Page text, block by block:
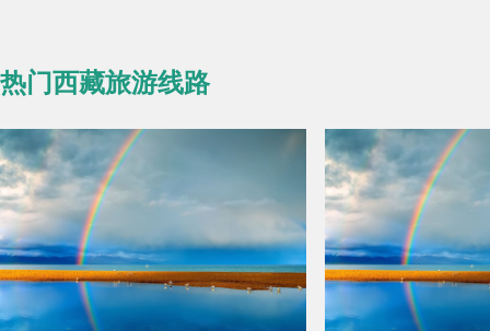
热门西藏旅游线路